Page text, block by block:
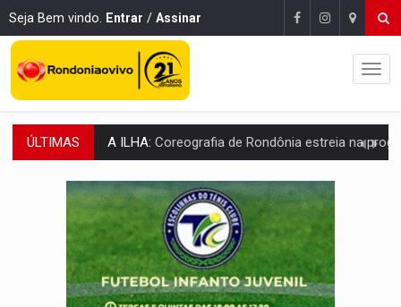
Seja Bem vindo. Entrar / Assinar
ÚLTIMAS ELEIÇÕES 2026:Sgt. Mouza esclarece 'erro de digitação' em declaração de
JUDICIÁRIO:Sinjur parabeniza servidores pelo adicional de incentivo com
Publicação Legal:AVISO DE LICITAÇÃO: Pregão Eletrônico Nº 12/2026
BR-364:Polícia apreende mais de uma tonelada de drogas em fundo
EMOCIONE:PRESENTES: Confira os sorteados na promoção